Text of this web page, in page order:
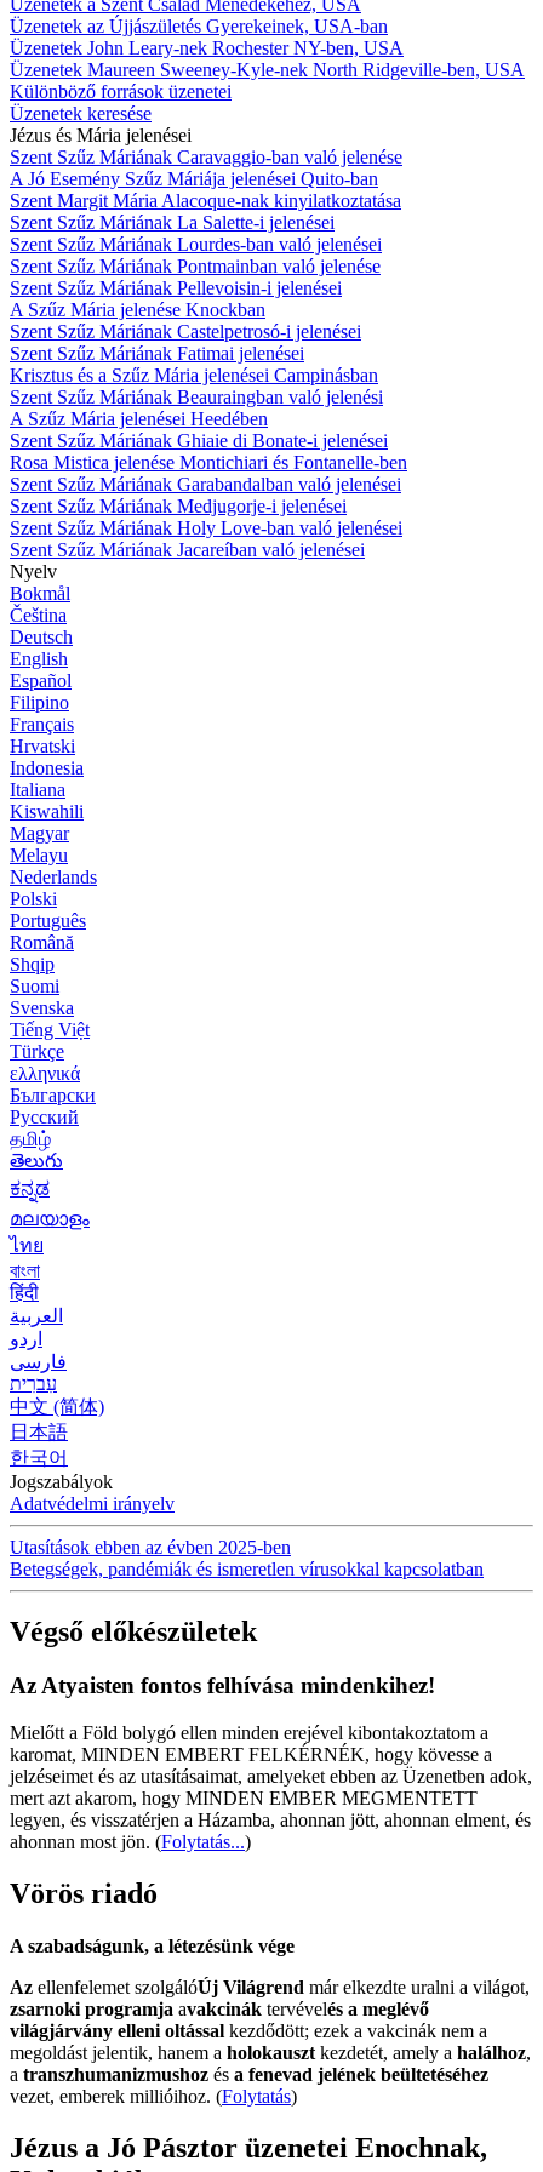
Üzenetek az Újjászületés Gyerekeinek, USA-ban
Üzenetek John Leary-nek Rochester NY-ben, USA
Üzenetek Maureen Sweeney-Kyle-nek North Ridgeville-ben, USA
Különböző források üzenetei
Üzenetek keresése
Jézus és Mária jelenései
Szent Szűz Máriának Caravaggio-ban való jelenése
A Jó Esemény Szűz Máriája jelenései Quito-ban
Szent Margit Mária Alacoque-nak kinyilatkoztatása
Szent Szűz Máriának La Salette-i jelenései
Szent Szűz Máriának Lourdes-ban való jelenései
Szent Szűz Máriának Pontmainban való jelenése
Szent Szűz Máriának Pellevoisin-i jelenései
A Szűz Mária jelenése Knockban
Szent Szűz Máriának Castelpetrosó-i jelenései
Szent Szűz Máriának Fatimai jelenései
Krisztus és a Szűz Mária jelenései Campinásban
Szent Szűz Máriának Beauraingban való jelenési
A Szűz Mária jelenései Heedében
Szent Szűz Máriának Ghiaie di Bonate-i jelenései
Rosa Mistica jelenése Montichiari és Fontanelle-ben
Szent Szűz Máriának Garabandalban való jelenései
Szent Szűz Máriának Medjugorje-i jelenései
Szent Szűz Máriának Holy Love-ban való jelenései
Szent Szűz Máriának Jacareíban való jelenései
Nyelv
Bokmål
Čeština
Deutsch
English
Español
Filipino
Français
Hrvatski
Indonesia
Italiana
Kiswahili
Magyar
Melayu
Nederlands
Polski
Português
Română
Shqip
Suomi
Svenska
Tiếng Việt
Türkçe
ελληνικά
Български
Русский
தமிழ்
తెలుగు
ಕನ್ನಡ
മലയാളം
ไทย
বাংলা
हिंदी
العربية
اردو
فارسی
עִברִית
中文 (简体)
日本語
한국어
Jogszabályok
Adatvédelmi irányelv
Utasítások ebben az évben 2025-ben
Betegségek, pandémiák és ismeretlen vírusokkal kapcsolatban
Végső előkészületek
Az Atyaisten fontos felhívása mindenkihez!
Mielőtt a Föld bolygó ellen minden erejével kibontakoztatom a
karomat, MINDEN EMBERT FELKÉRNÉK, hogy kövesse a
jelzéseimet és az utasításaimat, amelyeket ebben az Üzenetben adok,
mert azt akarom, hogy MINDEN EMBER MEGMENTETT
legyen, és visszatérjen a Házamba, ahonnan jött, ahonnan elment, és
ahonnan most jön. (Folytatás...)
Vörös riadó
A szabadságunk, a létezésünk vége
Az ellenfelemet szolgálóÚj Világrend már elkezdte uralni a világot,
zsarnoki programja avakcinák tervévelés a meglévő
világjárvány elleni oltással kezdődött; ezek a vakcinák nem a
megoldást jelentik, hanem a holokauszt kezdetét, amely a halálhoz,
a transzhumanizmushoz és a fenevad jelének beültetéséhez
vezet, emberek millióihoz. (Folytatás)
Jézus a Jó Pásztor üzenetei Enochnak,